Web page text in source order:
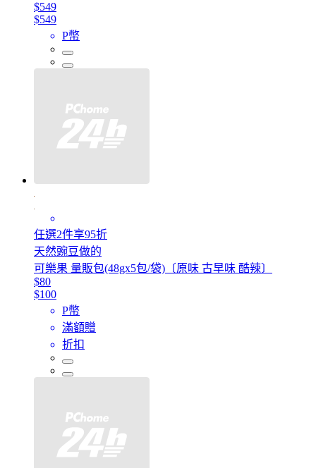
$549
$549
P幣
任選2件享95折
天然豌豆做的
可樂果 量販包(48gx5包/袋)〔原味 古早味 酷辣〕
$80
$100
P幣
滿額贈
折扣